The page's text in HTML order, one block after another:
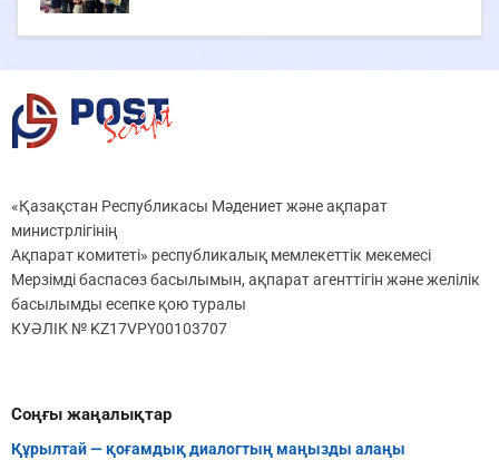
«Қазақстан Республикасы Мәдениет және ақпарат
министрлігінің
Ақпарат комитеті» республикалық мемлекеттік мекемесі
Мерзімді баспасөз басылымын, ақпарат агенттігін және желілік
басылымды есепке қою туралы
КУӘЛІК № KZ17VPY00103707
Соңғы жаңалықтар
Құрылтай — қоғамдық диалогтың маңызды алаңы